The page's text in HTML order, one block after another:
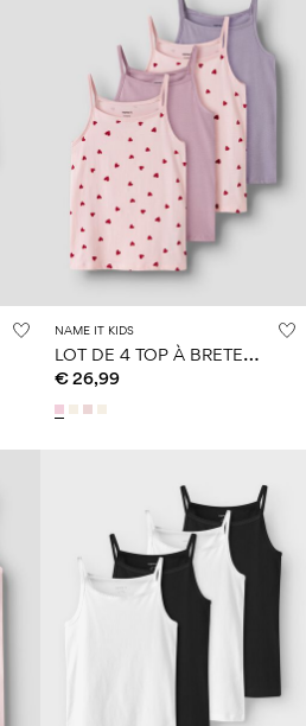
NAME IT KIDS
L
OT DE 4 TOP À BRETELLES
€ 26,99